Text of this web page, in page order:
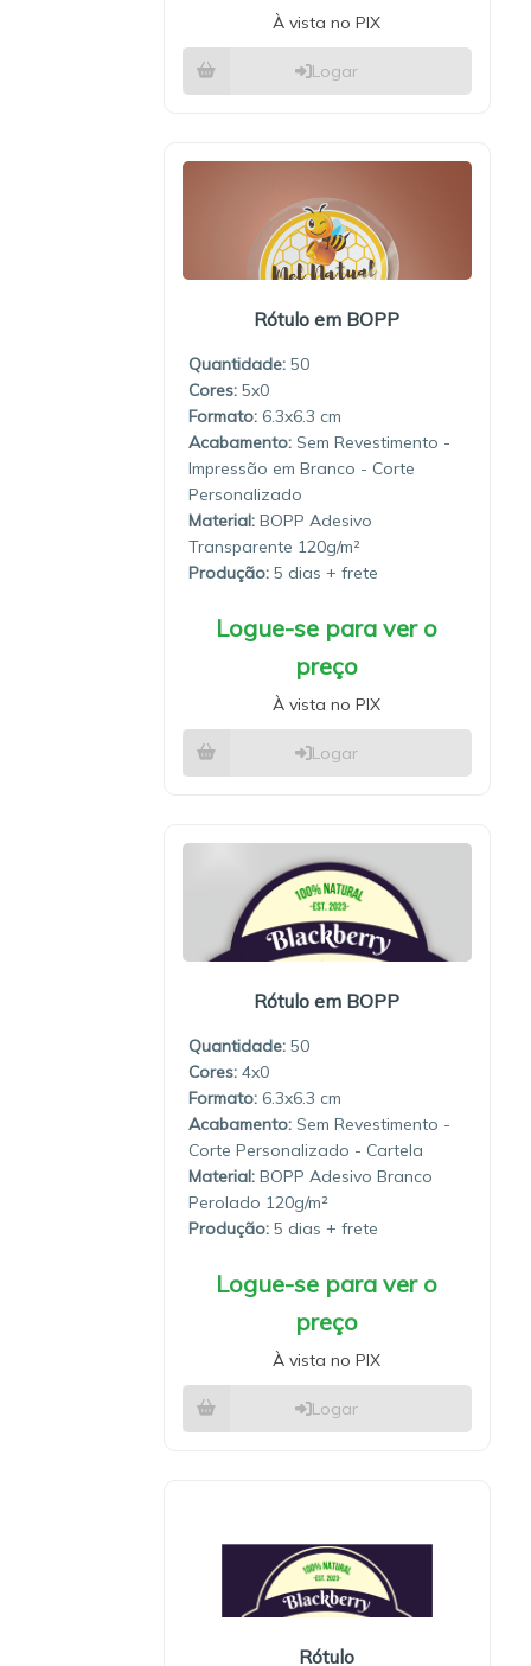
À vista no PIX
Logar
Rótulo em BOPP
Quantidade: 50
5x0
6.3x6.3
Sem Revestimento -
Impressão em Branco - Corte
Personalizado
Material: BOPP Adesivo
Transparente 120g/m²
Produção: 5 dias
Logue-se para ver o
preço
À vista no PIX
Logar
Rótulo em BOPP
Quantidade: 50
4x0
6.3x6.3
Sem Revestimento -
Corte Personalizado - Cartela
Material: BOPP Adesivo Branco
Perolado 120g/m²
Produção: 5 dias
Logue-se para ver o
preço
À vista no PIX
Logar
Rótulo